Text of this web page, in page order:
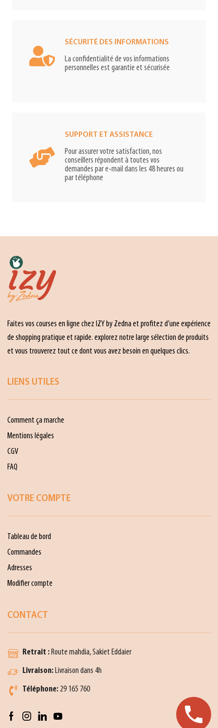
SÉCURITÉ DES INFORMATIONS
La confidentialité de vos informations
personnelles est garantie et sécurisée
SUPPORT ET ASSISTANCE
Pour assurer votre satisfaction, nos
conseillers répondent à toutes vos
demandes par e-mail dans les 48 heures ou
par téléphone
Faites vos courses en ligne chez IZY by Zedna et profitez d’une expérience
de shopping pratique et rapide. explorez notre large sélection de produits
et vous trouverez tout ce dont vous avez besoin en quelques clics.
LIENS UTILES
Comment ça marche
Mentions légales
CGV
FAQ
VOTRE COMPTE
Tableau de bord
Commandes
Adresses
Modifier compte
CONTACT
Retrait :Route mahdia, Sakiet Eddaier
Livraison:Livraison dans 4h
Téléphone: 29 165 760